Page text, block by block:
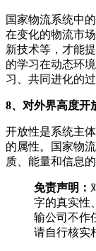
国家物流系统中
在变化的物流市
新技术等，才能
的学习在动态环
习、共同进化的过
8、对外界高度开
开放性是系统主
的属性。国家物
质、能量和信息
免责声明：
字的真实性
输公司不作
请自行核实